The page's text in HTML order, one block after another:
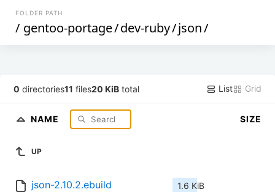
FOLDER PATH
/ gentoo-portage/dev-ruby/json/
0 directories11 files20 KiB total List Grid
NAME SIZE
UP
json-2.10.2.ebuild 1.6 KiB